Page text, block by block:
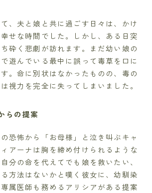
、夫と娘と共に過ごす日々は、かけ
せな時間でした。しかし、ある日突
砕く悲劇が訪れます。まだ幼い娘の
遊んでいる最中に誤って毒草を口に
。命に別状はなかったものの、毒の
視力を完全に失ってしまいました。
らの提案
恐怖から「お母様」と泣き叫ぶキャ
アーナは胸を締め付けられるような
分の命を代えてでも娘を救いたい、
方法はないかと嘆く彼女に、幼馴染
属医師も務めるアリシアがある提案